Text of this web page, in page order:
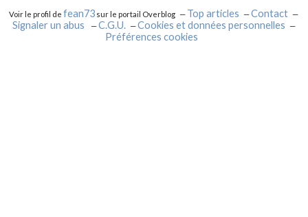
Voir le profil defean73 sur le portail Overblog Top articles
Contact
Signaler un abus
C.G.U.
Cookies et données personnelles
Préférences cookies